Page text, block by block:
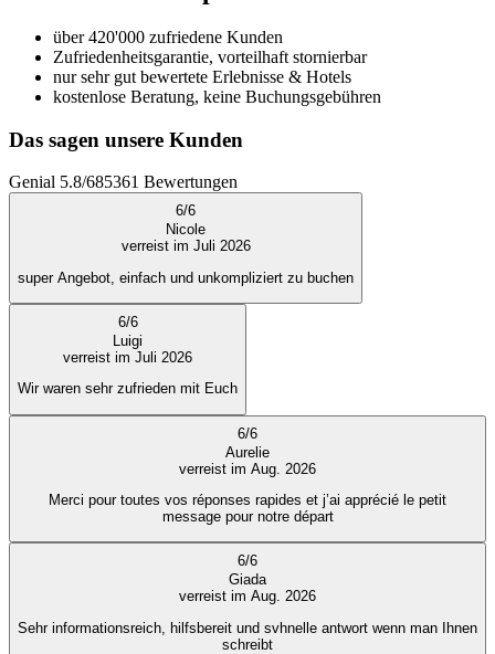
über 420'000 zufriedene Kunden
Zufriedenheitsgarantie, vorteilhaft stornierbar
nur sehr gut bewertete Erlebnisse & Hotels
kostenlose Beratung, keine Buchungsgebühren
Das sagen unsere Kunden
Genial 5.8/685361 Bewertungen
6/6
Nicole
verreist im Juli 2026
super Angebot, einfach und unkompliziert zu buchen
6/6
Luigi
verreist im Juli 2026
Wir waren sehr zufrieden mit Euch
6/6
Aurelie
verreist im Aug. 2026
Merci pour toutes vos réponses rapides et j’ai apprécié le petit
message pour notre départ
6/6
Giada
verreist im Aug. 2026
Sehr informationsreich, hilfsbereit und svhnelle antwort wenn man Ihnen
schreibt